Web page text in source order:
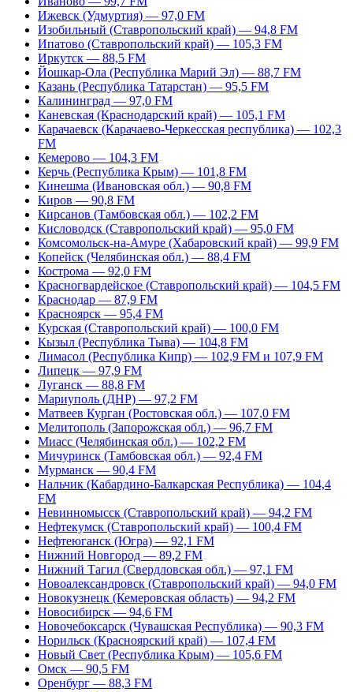
Ижевск (Удмуртия) — 97,0 FM
Изобильный (Ставропольский край) — 94,8 FM
Ипатово (Ставропольский край) — 105,3 FM
Иркутск — 88,5 FM
Йошкар-Ола (Республика Марий Эл) — 88,7 FM
Казань (Республика Татарстан) — 95,5 FM
Калининград — 97,0 FM
Каневская (Краснодарский край) — 105,1 FM
Карачаевск (Карачаево-Черкесская республика) — 102,3
FM
Кемерово — 104,3 FM
Керчь (Республика Крым) — 101,8 FM
Кинешма (Ивановская обл.) — 90,8 FM
Киров — 90,8 FM
Кирсанов (Тамбовская обл.) — 102,2 FM
Кисловодск (Ставропольский край) — 95,0 FM
Комсомольск-на-Амуре (Хабаровский край) — 99,9 FM
Копейск (Челябинская обл.) — 88,4 FM
Кострома — 92,0 FM
Красногвардейское (Ставропольский край) — 104,5 FM
Краснодар — 87,9 FM
Красноярск — 95,4 FM
Курская (Ставропольский край) — 100,0 FM
Кызыл (Республика Тыва) — 104,8 FM
Лимасол (Республика Кипр) — 102,9 FM и 107,9 FM
Липецк — 97,9 FM
Луганск — 88,8 FM
Мариуполь (ДНР) — 97,2 FM
Матвеев Курган (Ростовская обл.) — 107,0 FM
Мелитополь (Запорожская обл.) — 96,7 FM
Миасс (Челябинская обл.) — 102,2 FM
Мичуринск (Тамбовская обл.) — 92,4 FM
Мурманск — 90,4 FM
Нальчик (Кабардино-Балкарская Республика) — 104,4
FM
Невинномысск (Ставропольский край) — 94,2 FM
Нефтекумск (Ставропольский край) — 100,4 FM
Нефтеюганск (Югра) — 92,1 FM
Нижний Новгород — 89,2 FM
Нижний Тагил (Свердловская обл.) — 97,1 FM
Новоалександровск (Ставропольский край) — 94,0 FM
Новокузнецк (Кемеровская область) — 94,2 FM
Новосибирск — 94,6 FM
Новочебоксарск (Чувашская Республика) — 90,3 FM
Норильск (Красноярский край) — 107,4 FM
Новый Свет (Республика Крым) — 105,6 FM
Омск — 90,5 FM
Оренбург — 88,3 FM